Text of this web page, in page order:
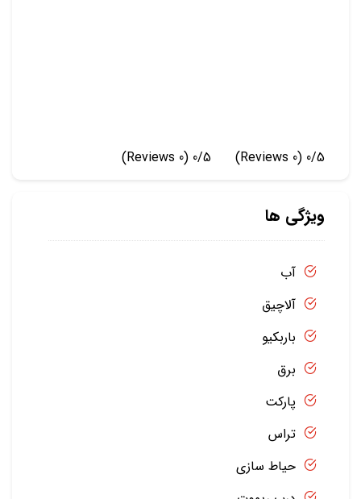
0/5
(0 Reviews)
0/5
(0 Reviews)
ویژگی ها
آب
آلاچیق
باربکیو
برق
پارکت
تراس
حیاط سازی